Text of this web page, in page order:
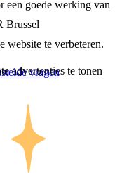
Brussel
vragen
een goede werking van
website te verbeteren.
advertenties te tonen
toestemming
intrekken